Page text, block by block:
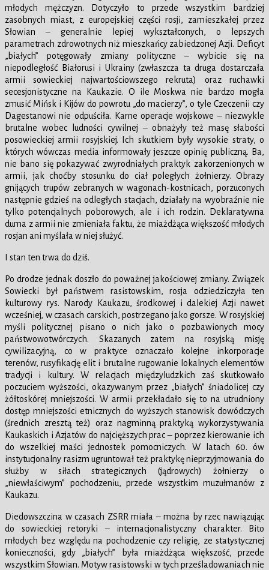
młodych mężczyzn. Dotyczyło to przede wszystkim bardziej
zasobnych miast, z europejskiej części rosji, zamieszkałej przez
Słowian – generalnie lepiej wykształconych, o lepszych
parametrach zdrowotnych niż mieszkańcy zabiedzonej Azji. Deficyt
„białych” potęgowały zmiany polityczne – wybicie się na
niepodległość Białorusi i Ukrainy (zwłaszcza ta druga dostarczała
armii sowieckiej najwartościowszego rekruta) oraz ruchawki
secesjonistyczne na Kaukazie. O ile Moskwa nie bardzo mogła
zmusić Mińsk i Kijów do powrotu „do macierzy”, o tyle Czeczenii czy
Dagestanowi nie odpuściła. Karne operacje wojskowe – niezwykle
brutalne wobec ludności cywilnej – obnażyły też masę słabości
posowieckiej armii rosyjskiej. Ich skutkiem były wysokie straty, o
których wówczas media informowały jeszcze opinię publiczną. Ba,
nie bano się pokazywać zwyrodniałych praktyk zakorzenionych w
armii, jak choćby stosunku do ciał poległych żołnierzy. Obrazy
gnijących trupów zebranych w wagonach-kostnicach, porzuconych
następnie gdzieś na odległych stacjach, działały na wyobraźnie nie
tylko potencjalnych poborowych, ale i ich rodzin. Deklaratywna
duma z armii nie zmieniała faktu, że miażdżąca większość młodych
rosjan ani myślała w niej służyć.
I stan ten trwa do dziś.
Po drodze jednak doszło do poważnej jakościowej zmiany. Związek
Sowiecki był państwem rasistowskim, rosja odziedziczyła ten
kulturowy rys. Narody Kaukazu, środkowej i dalekiej Azji nawet
wcześniej, w czasach carskich, postrzegano jako gorsze. W rosyjskiej
myśli politycznej pisano o nich jako o pozbawionych mocy
państwowotwórczych. Skazanych zatem na rosyjską misję
cywilizacyjną, co w praktyce oznaczało kolejne inkorporacje
terenów, rusyfikację elit i brutalne rugowanie lokalnych elementów
tradycji i kultury. W relacjach międzyludzkich zaś skutkowało
poczuciem wyższości, okazywanym przez „białych” śniadolicej czy
żółtoskórej mniejszości. W armii przekładało się to na utrudniony
dostęp mniejszości etnicznych do wyższych stanowisk dowódczych
(średnich zresztą też) oraz nagminną praktyką wykorzystywania
Kaukaskich i Azjatów do najcięższych prac – poprzez kierowanie ich
do wszelkiej maści jednostek pomocniczych. W latach 60. ów
instytucjonalny rasizm ugruntował też praktykę nieprzyjmowania do
służby w siłach strategicznych (jądrowych) żołnierzy o
„niewłaściwym” pochodzeniu, przede wszystkim muzułmanów z
Kaukazu.
Diedowszczina w czasach ZSRR miała – można by rzec nawiązując
do sowieckiej retoryki – internacjonalistyczny charakter. Bito
młodych bez względu na pochodzenie czy religię, ze statystycznej
konieczności, gdy „białych” była miażdżąca większość, przede
wszystkim Słowian. Motyw rasistowski w tych prześladowaniach nie